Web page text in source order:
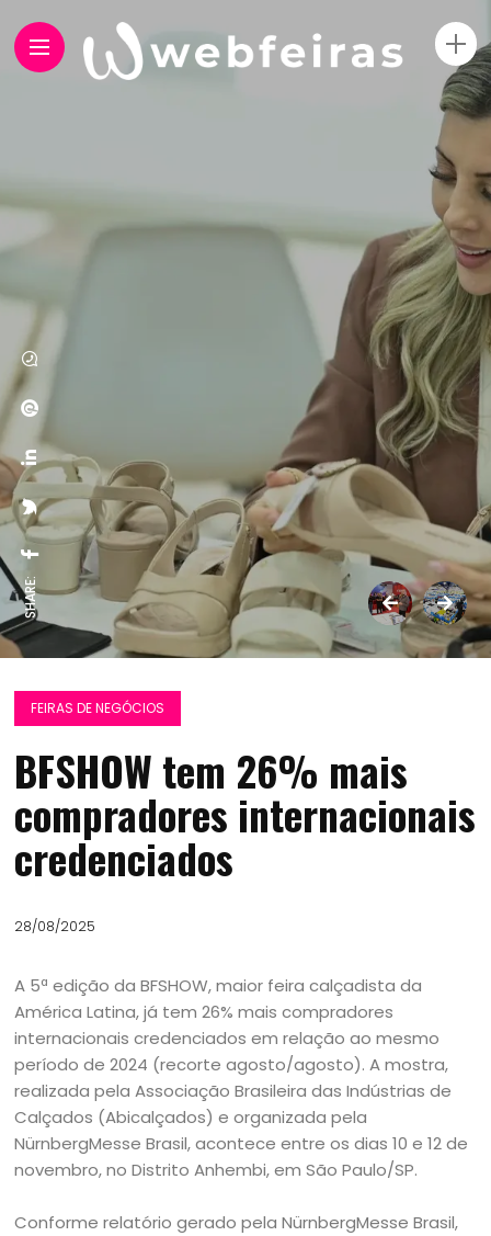
SHARE:
FEIRAS DE NEGÓCIOS
BFSHOW tem 26% mais
compradores internacionais
credenciados
28/08/2025
A 5ª edição da BFSHOW, maior feira calçadista da
América Latina, já tem 26% mais compradores
internacionais credenciados em relação ao mesmo
período de 2024 (recorte agosto/agosto). A mostra,
realizada pela Associação Brasileira das Indústrias de
Calçados (Abicalçados) e organizada pela
NürnbergMesse Brasil, acontece entre os dias 10 e 12 de
novembro, no Distrito Anhembi, em São Paulo/SP.
Conforme relatório gerado pela NürnbergMesse Brasil,